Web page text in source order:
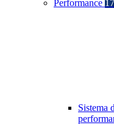
Performance 17
Sistema